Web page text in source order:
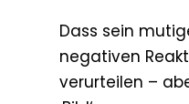
Dass sein
negativen
verurteilen –